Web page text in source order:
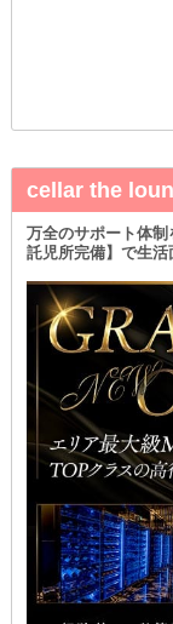
普段は昼職や家
収入を得られる
こんな方にもオス
出勤してから、着
いらず♪
Wワークさん・主
✦何度でも確認で
デビュー先も移籍
の！
そこで当店では
気になるポイン
いところ！
入店した後に“ち
む心配がなくなり
cellar the
万全のサポート体制
託児所完備】で生